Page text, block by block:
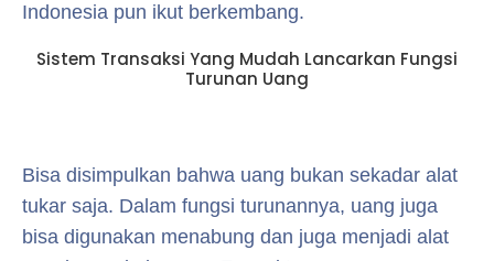
Indonesia pun ikut berkembang.
Sistem Transaksi Yang Mudah Lancarkan Fungsi
Turunan Uang
Bisa disimpulkan bahwa uang bukan sekadar alat
tukar saja. Dalam fungsi turunannya, uang juga
bisa digunakan menabung dan juga menjadi alat